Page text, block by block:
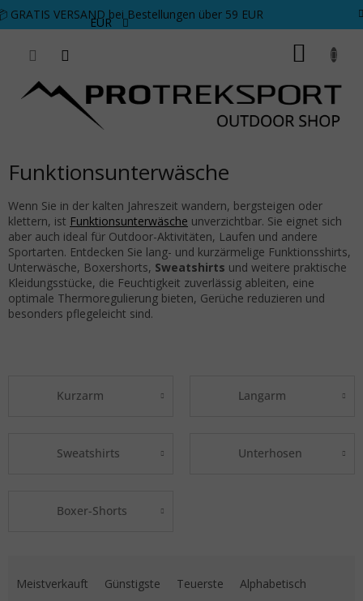
Zum Inhalt springen
GRATIS VERSAND bei Bestellungen über 59 EUR
EUR
Funktionsunterwäsche
Wenn Sie in der kalten Jahreszeit wandern, bergsteigen oder
klettern, ist Funktionsunterwäsche unverzichtbar. Sie eignet sich
aber auch ideal für Outdoor-Aktivitäten, Laufen und andere
Sportarten. Entdecken Sie lang- und kurzärmelige Funktionsshirts,
Unterwäsche, Boxershorts, Sweatshirts und weitere praktische
Kleidungsstücke, die Feuchtigkeit zuverlässig ableiten, eine
optimale Thermoregulierung bieten, Gerüche reduzieren und
besonders pflegeleicht sind.
Kurzarm Langarm
Sweatshirts Unterhosen
Boxer-Shorts
Meistverkauft Günstigste Teuerste Alphabetisch